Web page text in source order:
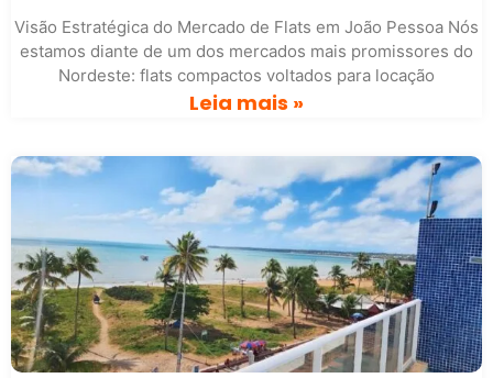
Visão Estratégica do Mercado de Flats em João Pessoa Nós
estamos diante de um dos mercados mais promissores do
Nordeste: flats compactos voltados para locação
Leia mais »